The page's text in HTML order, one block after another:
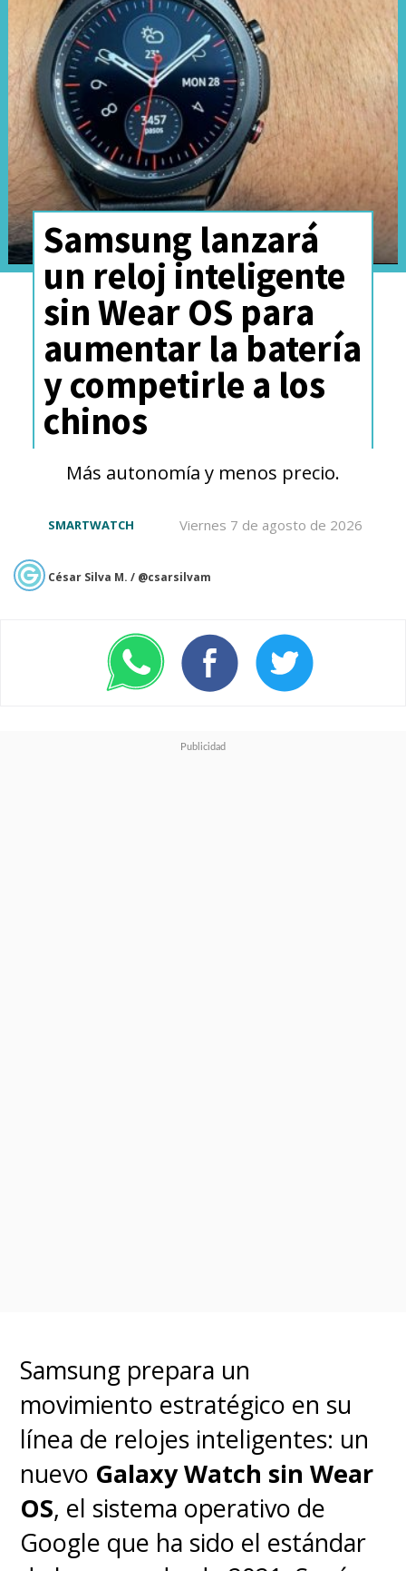
experiencia inmersiva. En el
apartado fotográfico, la tablet
incluye una cámara trasera de
13MP y una frontal de 8MP,
optimizada para videollamadas
de alta calidad.
móvil, Motorola confirmó la
compatibilidad total con
sistema operativoAndroid 15
con la capa MyUIha sido
para pantallas grandes,
mercado deChile u otros países
de la región.
Preguntas frecuentes (FAQ)
¿Cuándo llegará la Moto Pad
Samsung lanzará
un reloj inteligente
sin Wear OS para
aumentar la batería
y competirle a los
chinos
Más autonomía y menos precio.
Viernes 7 de agosto de 2026
SMARTWATCH
César Silva M. / @csarsilvam
Samsung prepara un
movimiento estratégico en su
línea de relojes inteligentes: un
nuevo Galaxy Watch sin Wear
OS, el sistema operativo de
Google que ha sido el estándar